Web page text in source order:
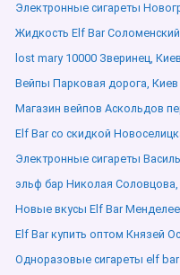
Электронные сигареты
Жидкость Elf Bar
lost mary 10000 Зверинец, Киев
Вейпы Парковая дорога, Киев
Магазин вейпов Аскольдов
Elf Bar со скидкой
Электронные сигареты
эльф бар Николая Соловцова,
Новые вкусы Elf Bar
Elf Bar купить оптом Князей
Одноразовые сигареты elf